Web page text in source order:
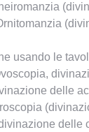
usando le
delle
delle